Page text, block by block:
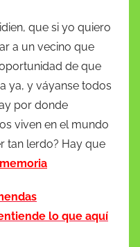
que si yo quiero
a un vecino que
de que
ya, y váyanse todos
por donde
viven en el mundo
tan lerdo? Hay que
lo que aquí